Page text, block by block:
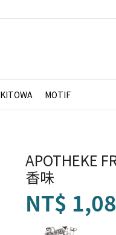
KITOWA MOTIF
APOTHEKE
香味
NT$